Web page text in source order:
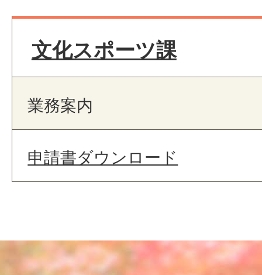
文化スポーツ課
業務案内
申請書ダウンロード